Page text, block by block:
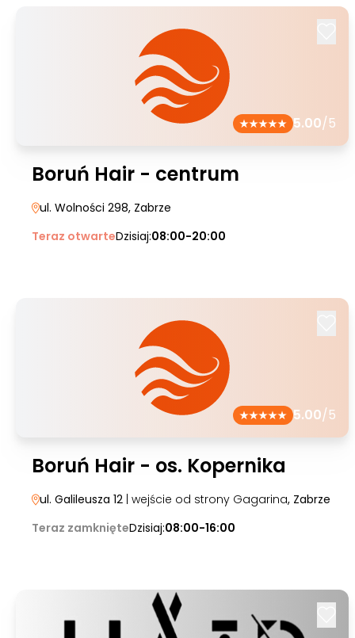
5.00/5
Boruń Hair - centrum
ul. Wolności 298, Zabrze
Teraz otwarteDzisiaj:08:00-20:00
5.00/5
Boruń Hair - os. Kopernika
ul. Galileusza 12 | wejście od strony Gagarina, Zabrze
Teraz zamknięteDzisiaj:08:00-16:00